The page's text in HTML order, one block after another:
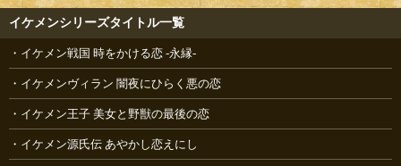
イケメンシリーズタイトル一覧
イケメン戦国 時をかける恋 -永縁-
イケメンヴィラン 闇夜にひらく悪の恋
イケメン王子 美女と野獣の最後の恋
イケメン源氏伝 あやかし恋えにし